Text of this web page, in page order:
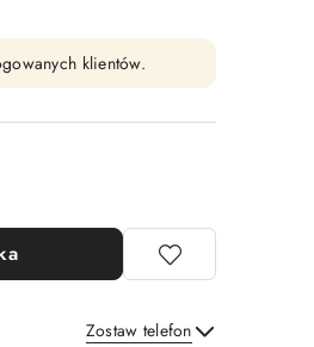
klientów.
Zostaw telefon